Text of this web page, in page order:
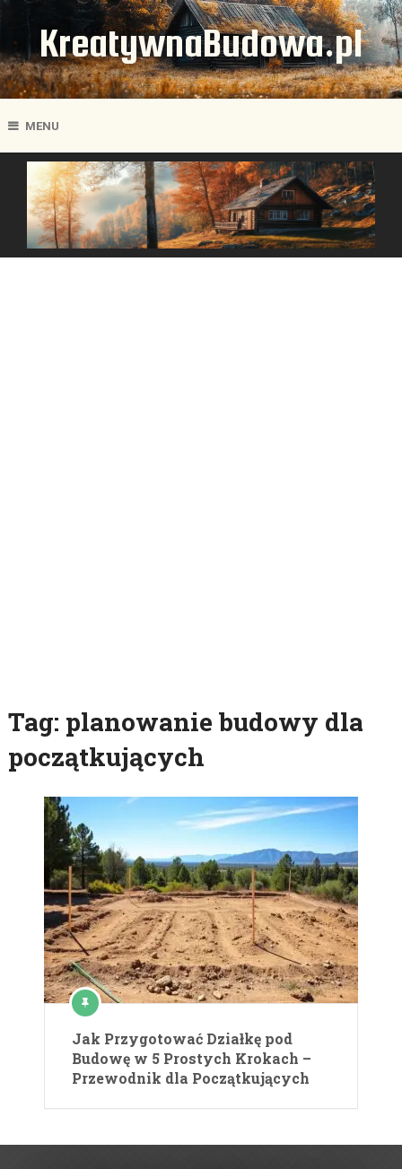
KreatywnaBudowa.pl
MENU
Tag: planowanie budowy dla
początkujących
Jak Przygotować Działkę pod
Budowę w 5 Prostych Krokach –
Przewodnik dla Początkujących